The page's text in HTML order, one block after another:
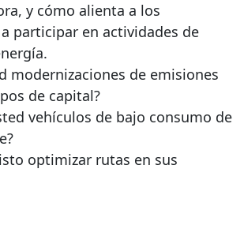
y cómo alienta a los
participar en actividades de
modernizaciones de emisiones
de capital?
vehículos de bajo consumo de
optimizar rutas en sus